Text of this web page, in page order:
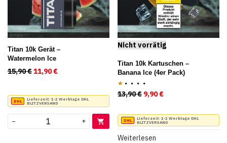
Titan 10k Gerät –
Watermelon Ice
15,90€Ursprünglicher Preis war: 15,90 €
11,90€ Aktueller Preis ist: 11,90 €.
Lieferzeit: 1-2 Werktage DHL
BLITZVERSAND
− +
Titan 10k Kartuschen –
Banana Ice (4er Pack)
Bewertet
1.00
von
5
13,90€ Ursprünglicher Preis
9,90€
Lieferzeit: 1-2 Werktage DHL
BLITZVERSAND
Weiterlesen